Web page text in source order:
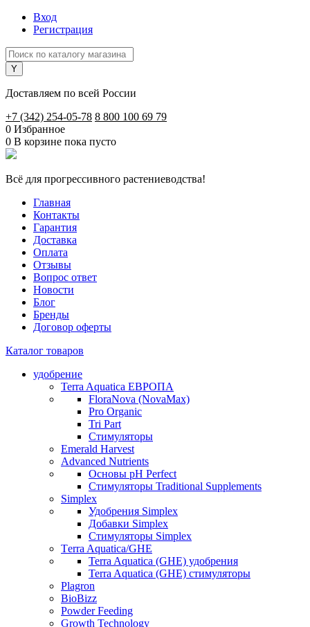
Вход
Регистрация
Доставляем по всей России
+7 (342) 254-05-78 8 800 100 69 79
0 Избранное
0 В корзине пока пусто
Всё для прогрессивного растениеводства!
Главная
Контакты
Гарантия
Доставка
Оплата
Отзывы
Вопрос ответ
Новости
Блог
Бренды
Договор оферты
Каталог товаров
удобрение
Terra Aquatica ЕВРОПА
FloraNova (NovaMax)
Pro Organic
Tri Part
Стимуляторы
Emerald Harvest
Advanced Nutrients
Основы pH Perfect
Стимуляторы Traditional Supplements
Simplex
Удобрения Simplex
Добавки Simplex
Стимуляторы Simplex
Тerra Aquatica/GHE
Terra Aquatica (GHE) удобрения
Terra Aquatica (GHE) стимуляторы
Plagron
BioBizz
Powder Feeding
Growth Technology